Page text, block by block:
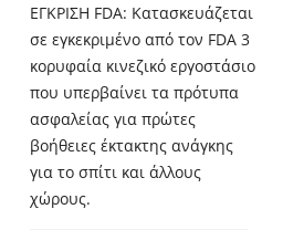
ΕΓΚΡΙΣΗ FDA: Κατασκευάζεται
σε εγκεκριμένο από τον FDA 3
κορυφαία κινεζικό εργοστάσιο
που υπερβαίνει τα πρότυπα
ασφαλείας για πρώτες
βοήθειες έκτακτης ανάγκης
για το σπίτι και άλλους
χώρους.